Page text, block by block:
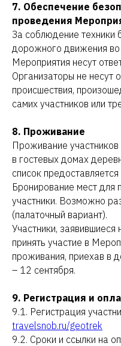
7. Обеспечение
проведения
За соблюдение техники
дорожного движения
Мероприятия несут
Организаторы не несут
происшествия,
самих участников или
8. Проживание
Проживание
в гостевых домах
список
Бронирование мест для
участники. Возможно
(палаточный вариант).
Участники,
принять участие в
проживания, приехав в
– 12 сентября.
9. Регистрация и
9.1. Регистрация
travelsnob.ru/geotrek
9.2. Сроки и ссылки на